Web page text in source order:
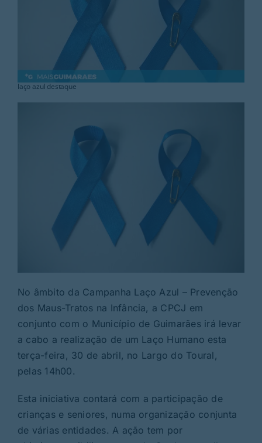
Search
For:
laço azul destaque
No âmbito da Campanha Laço Azul – Prevenção
dos Maus-Tratos na Infância, a CPCJ em
conjunto com o Município de Guimarães irá levar
a cabo a realização de um Laço Humano esta
terça-feira, 30 de abril, no Largo do Toural,
pelas 14h00.
Esta iniciativa contará com a participação de
crianças e seniores, numa organização conjunta
de várias entidades. A ação tem por